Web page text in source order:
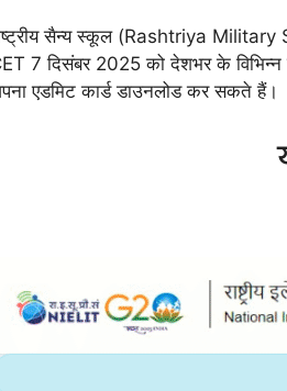
सैन्य स्कूल (Rashtriya
7 दिसंबर 2025 को देशभर के
एडमिट कार्ड डाउनलोड कर सकते हैं।